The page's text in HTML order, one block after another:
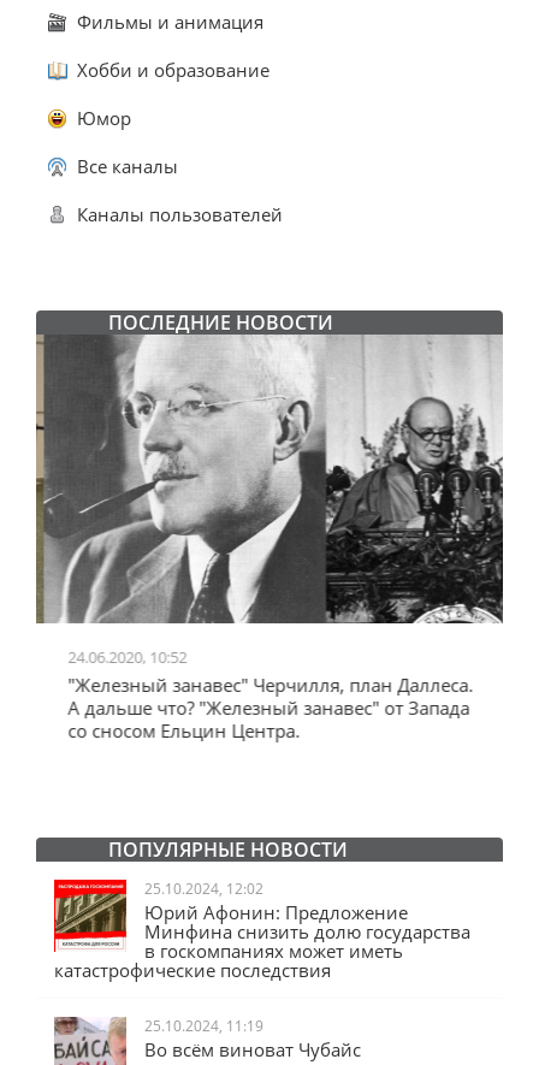
Фильмы и анимация
Хобби и образование
Юмор
Все каналы
Каналы пользователей
ПОСЛЕДНИЕ НОВОСТИ
24.06.2020, 10:52
"Железный занавес" Черчилля, план Даллеса.
А дальше что? "Железный занавес" от Запада
со сносом Ельцин Центра.
ПОПУЛЯРНЫЕ НОВОСТИ
25.10.2024, 12:02
Юрий Афонин: Предложение
Минфина снизить долю государства
в госкомпаниях может иметь
катастрофические последствия
25.10.2024, 11:19
Во всём виноват Чубайс